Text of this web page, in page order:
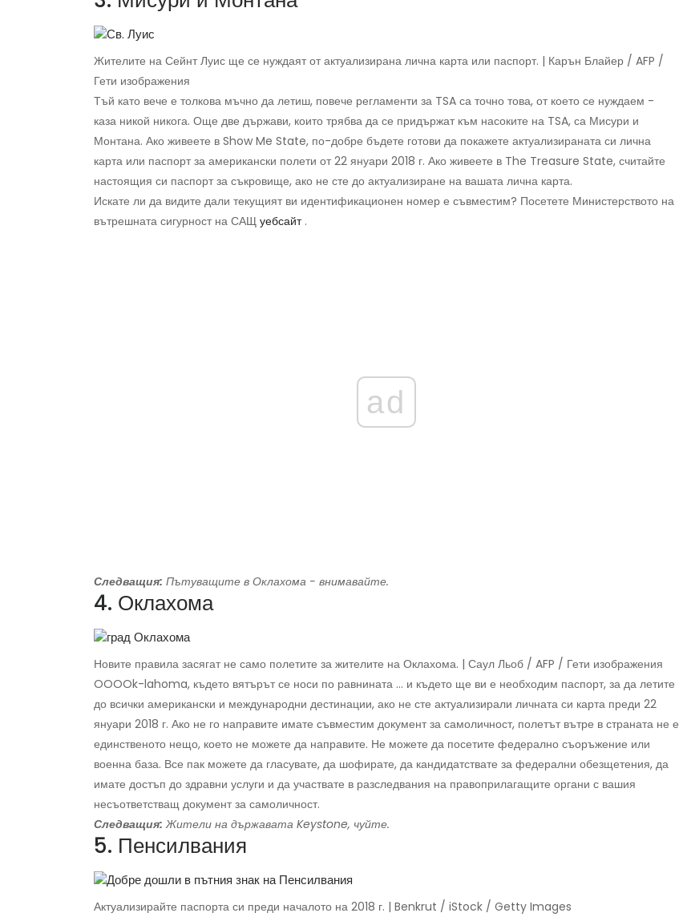
Жителите на Сейнт Луис ще се нуждаят от актуализирана лична карта или паспорт. | Карън Блайер / AFP /
Гети изображения
Тъй като вече е толкова мъчно да летиш, повече регламенти за TSA са точно това, от което се нуждаем -
каза никой никога. Още две държави, които трябва да се придържат към насоките на TSA, са Мисури и
Монтана. Ако живеете в Show Me State, по-добре бъдете готови да покажете актуализираната си лична
карта или паспорт за американски полети от 22 януари 2018 г. Ако живеете в The Treasure State, считайте
настоящия си паспорт за съкровище, ако не сте до актуализиране на вашата лична карта.
Искате ли да видите дали текущият ви идентификационен номер е съвместим? Посетете Министерството на
вътрешната сигурност на САЩ уебсайт.
ad
Следващия: Пътуващите в Оклахома - внимавайте.
4. Оклахома
Новите правила засягат не само полетите за жителите на Оклахома. | Саул Льоб / AFP / Гети изображения
OOOOk-lahoma, където вятърът се носи по равнината ... и където ще ви е необходим паспорт, за да летите
до всички американски и международни дестинации, ако не сте актуализирали личната си карта преди 22
януари 2018 г. Ако не го направите имате съвместим документ за самоличност, полетът вътре в страната не е
единственото нещо, което не можете да направите. Не можете да посетите федерално съоръжение или
военна база. Все пак можете да гласувате, да шофирате, да кандидатствате за федерални обезщетения, да
имате достъп до здравни услуги и да участвате в разследвания на правоприлагащите органи с вашия
несъответстващ документ за самоличност.
Следващия: Жители на държавата Keystone, чуйте.
5. Пенсилвания
Актуализирайте паспорта си преди началото на 2018 г. | Benkrut / iStock / Getty Images